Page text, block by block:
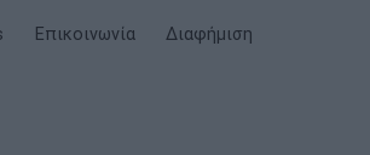
Επικοινωνία Διαφήμιση